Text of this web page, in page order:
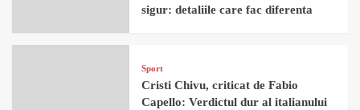
sigur: detaliile care fac diferenta
Sport
Cristi Chivu, criticat de Fabio
Capello: Verdictul dur al italianului